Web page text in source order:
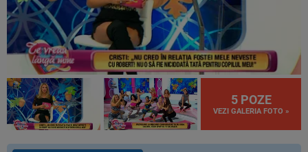
5 POZE
VEZI GALERIA FOTO »